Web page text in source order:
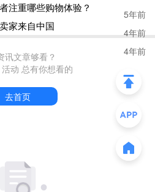
70%！在线消费者注重哪些购物
4年前
家来自中国
4年前
活动 总有你想看的